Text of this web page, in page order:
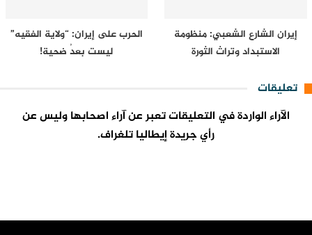
إيران الشارع الشعبي: منظومة
الاستبداد وتراث الثورة
الحرب على إيران: “ولاية الفقيه”
ليست بعدُ ضحية!
تعليقات
الآراء الواردة في التعليقات تعبر عن آراء اصحابها وليس عن
رأي جريدة إيطاليا تلغراف.